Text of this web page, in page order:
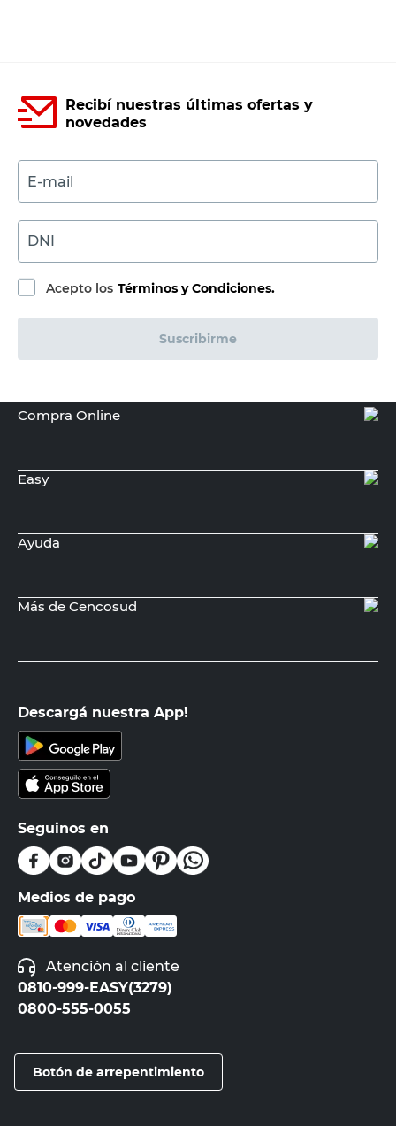
Recibí nuestras últimas ofertas y
novedades
E-mail
DNI
Acepto los Términos y Condiciones.
Suscribirme
Compra Online
Easy
Ayuda
Más de Cencosud
Descargá nuestra App!
Seguinos en
Medios de pago
Atención al cliente
0810-999-EASY(3279)
0800-555-0055
Botón de arrepentimiento